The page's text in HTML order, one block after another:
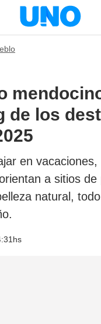
de los
en vacaciones,
a sitios de
natural,